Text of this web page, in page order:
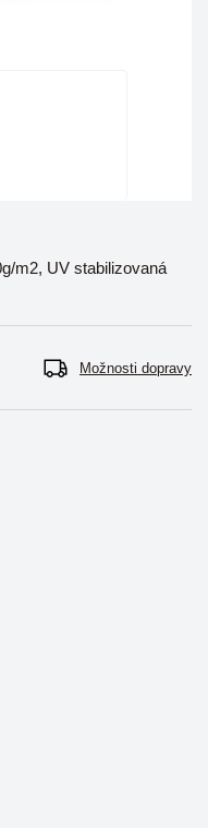
m2, UV stabilizovaná
Možnosti dopravy